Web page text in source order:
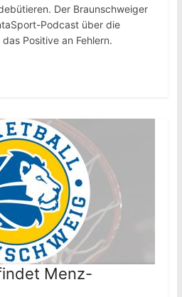
Der Braunschweiger
Podcast über die
Positive an Fehlern.
Menz-